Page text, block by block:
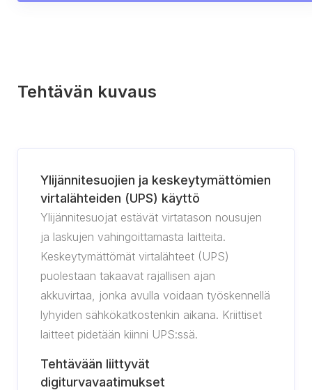
Tehtävän kuvaus
Ylijännitesuojien ja keskeytymättömien
virtalähteiden (UPS) käyttö
Ylijännitesuojat estävät virtatason nousujen
ja laskujen vahingoittamasta laitteita.
Keskeytymättömät virtalähteet (UPS)
puolestaan takaavat rajallisen ajan
akkuvirtaa, jonka avulla voidaan työskennellä
lyhyiden sähkökatkostenkin aikana. Kriittiset
laitteet pidetään kiinni UPS:ssä.
Tehtävään liittyvät
digiturvavaatimukset